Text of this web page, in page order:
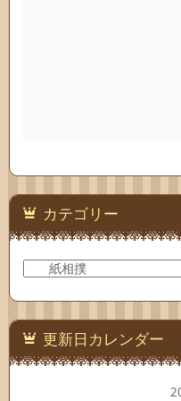
カテゴリー
テ
ゴ
ー 更新日カレンダー